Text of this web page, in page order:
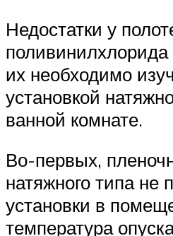
Недостатки у
их необходимо
установкой
ванной комнате.
Во-первых,
натяжного типа не
установки в
температура